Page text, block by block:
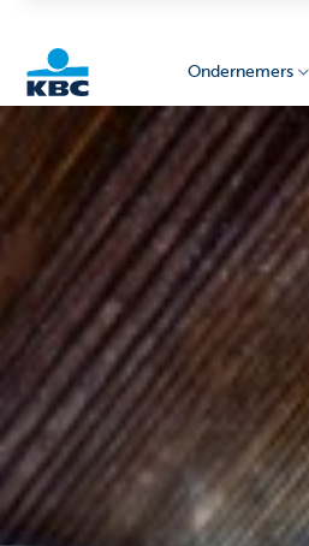
Ondernemers
Ondernemers